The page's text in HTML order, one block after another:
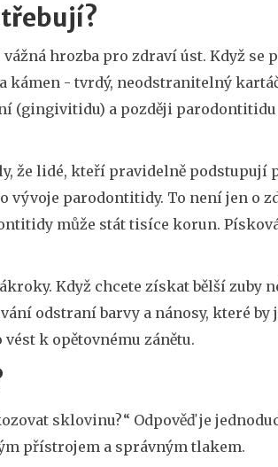
hrozba pro zdraví úst. Když se
kámen - tvrdý, neodstranitelný
(gingivitidu) a později
že lidé, kteří pravidelně podstupují
parodontitidy. To není jen o
může stát tisíce korun.
Když chcete získat bělší zuby
odstraní barvy a nánosy, které
k opětovnému zánětu.
sklovinu?“ Odpověď je
přístrojem a správným tlakem.